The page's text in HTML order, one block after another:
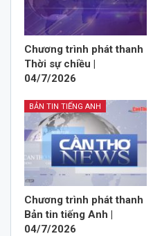
Chương trình phát thanh
Thời sự chiều |
04/7/2026
BẢN TIN TIẾNG ANH
Chương trình phát thanh
Bản tin tiếng Anh |
04/7/2026